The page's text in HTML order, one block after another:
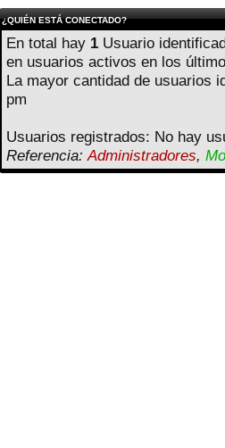
¿QUIÉN ESTÁ CONECTADO?
En total hay 1Usuario
en usuarios activos en los
La mayor cantidad de usuarios
pm
Usuarios registrados: No hay
Referencia:Administradores,